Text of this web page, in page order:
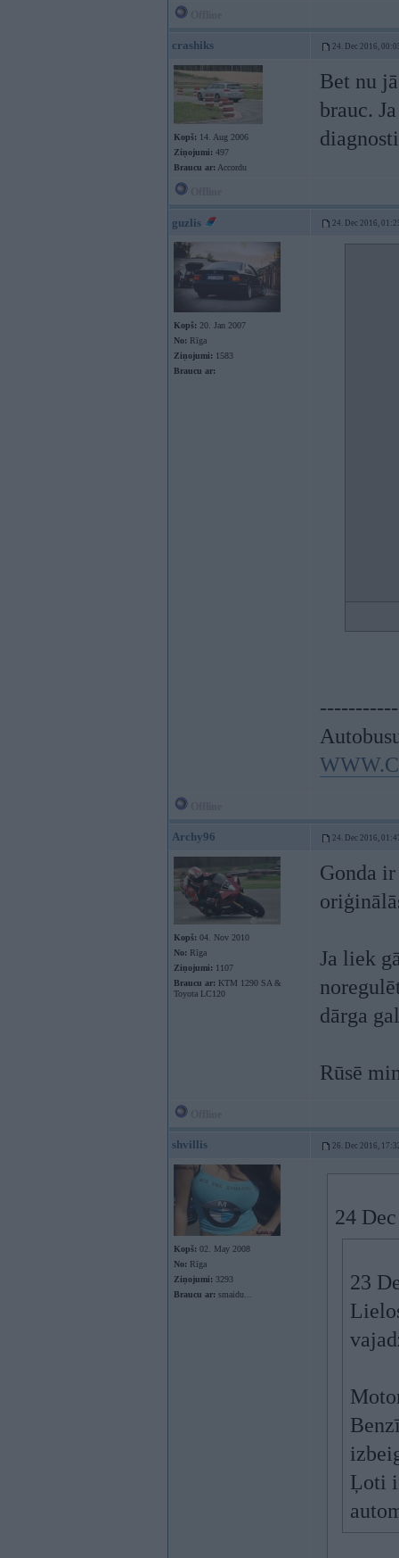
crashiks 24. Dec 2016,
Kopš: 14. Aug 2006
Ziņojumi: 497
Braucu ar: Accordu
Bet nu
brauc.
guzlis 24. Dec 2016,
Kopš: 20. Jan 2007
No: Rīga
Ziņojumi: 1583
Braucu ar:
Archy96 24. Dec 2016,
Kopš: 04. Nov 2010
No: Rīga
Ziņojumi: 1107
Braucu ar: KTM 1290 SA &
Toyota LC120
Gonda
Ja liek
dārga
Rūsē
shvillis 26. Dec 2016,
Kopš: 02. May 2008
No: Rīga
Ziņojumi: 3293
Braucu ar: smaidu...
24
23
Ļoti